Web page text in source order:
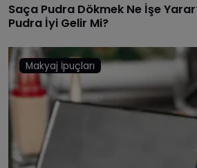
Saça Pudra Dökmek Ne İşe
Pudra İyi Gelir Mi?
Makyaj İpuçları